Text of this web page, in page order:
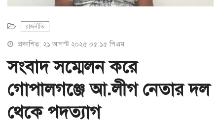
রাজনীতি
প্রকাশিত: ২১ আগস্ট ২০২৫ ০৫:১৫ পিএম
সংবাদ সম্মেলন করে
গোপালগঞ্জে আ.লীগ নেতার দল
থেকে পদত্যাগ